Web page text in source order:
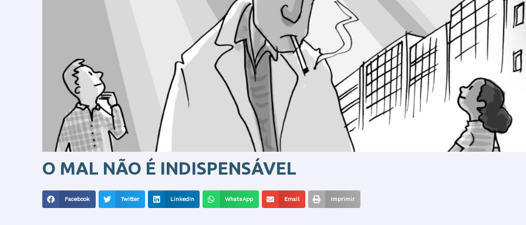
O MAL NÃO É INDISPENSÁVEL
Facebook Twitter LinkedIn WhatsApp Email Imprimir